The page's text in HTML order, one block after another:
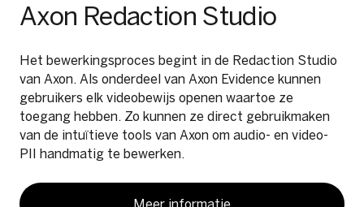
Axon Redaction Studio
Het bewerkingsproces begint in de Redaction Studio
van Axon. Als onderdeel van Axon Evidence kunnen
gebruikers elk videobewijs openen waartoe ze
toegang hebben. Zo kunnen ze direct gebruikmaken
van de intuïtieve tools van Axon om audio- en video-
PII handmatig te bewerken.